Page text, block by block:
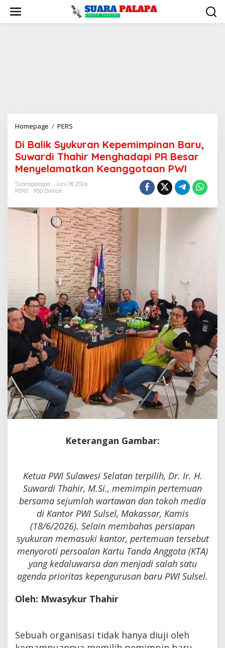
konten
Homepage / PERS
Syukuran
Kepemimpinan
Baru,
Thahir
PR
Besar
Menyelamatkan
Keanggotaan
PWI
Di Balik Syukuran Kepemimpinan Baru,
Suwardi Thahir Menghadapi PR Besar
Menyelamatkan Keanggotaan PWI
Suarapalapa
Juni 18, 2026
PERS
950 Dilihat
Keterangan Gambar:
Ketua PWI Sulawesi Selatan terpilih, Dr. Ir. H.
Suwardi Thahir, M.Si., memimpin pertemuan
bersama sejumlah wartawan dan tokoh media
di Kantor PWI Sulsel, Makassar, Kamis
(18/6/2026). Selain membahas persiapan
syukuran memasuki kantor, pertemuan tersebut
menyoroti persoalan Kartu Tanda Anggota (KTA)
yang kedaluwarsa dan menjadi salah satu
agenda prioritas kepengurusan baru PWI Sulsel.
Oleh: Mwasykur Thahir
Sebuah organisasi tidak hanya diuji oleh